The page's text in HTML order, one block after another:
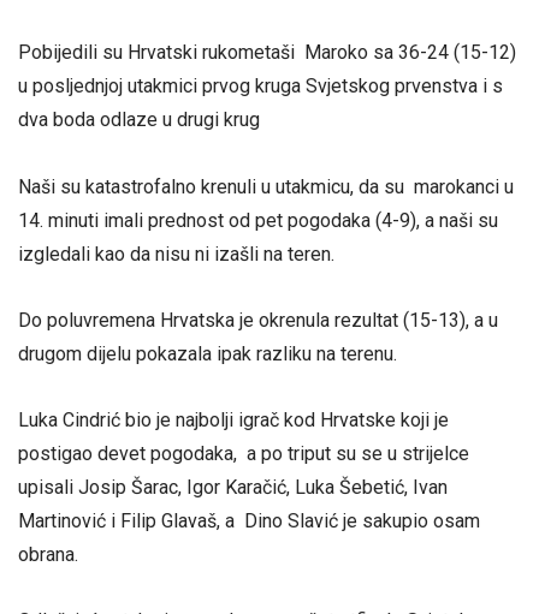
Pobijedili su Hrvatski rukometaši Maroko sa 36-24 (15-12)
u posljednjoj utakmici prvog kruga Svjetskog prvenstva i s
dva boda odlaze u drugi krug
Naši su katastrofalno krenuli u utakmicu, da su marokanci u
14. minuti imali prednost od pet pogodaka (4-9), a naši su
izgledali kao da nisu ni izašli na teren.
Do poluvremena Hrvatska je okrenula rezultat (15-13), a u
drugom dijelu pokazala ipak razliku na terenu.
Luka Cindrić bio je najbolji igrač kod Hrvatske koji je
postigao devet pogodaka, a po triput su se u strijelce
upisali Josip Šarac, Igor Karačić, Luka Šebetić, Ivan
Martinović i Filip Glavaš, a Dino Slavić je sakupio osam
obrana.